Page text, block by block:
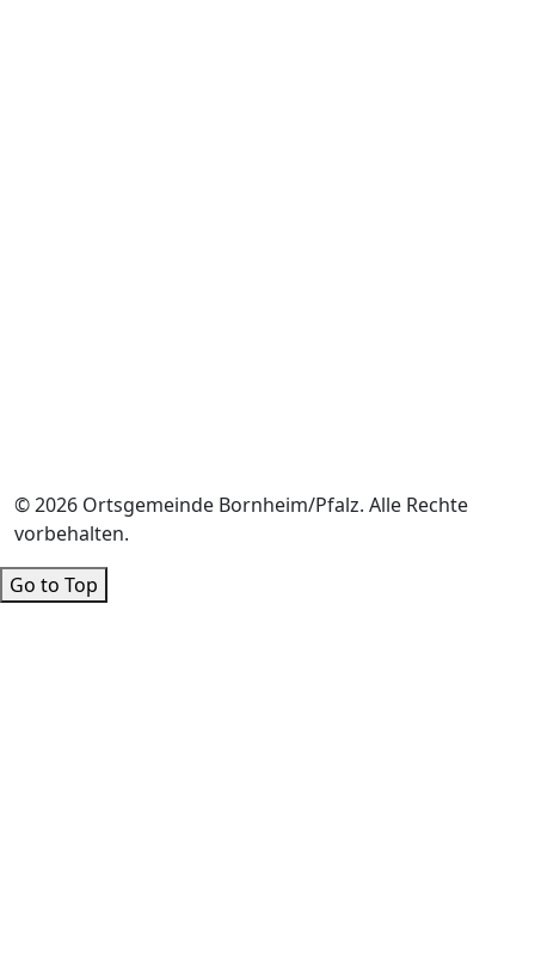
© 2026 Ortsgemeinde Bornheim/Pfalz. Alle Rechte
vorbehalten.
Go to Top